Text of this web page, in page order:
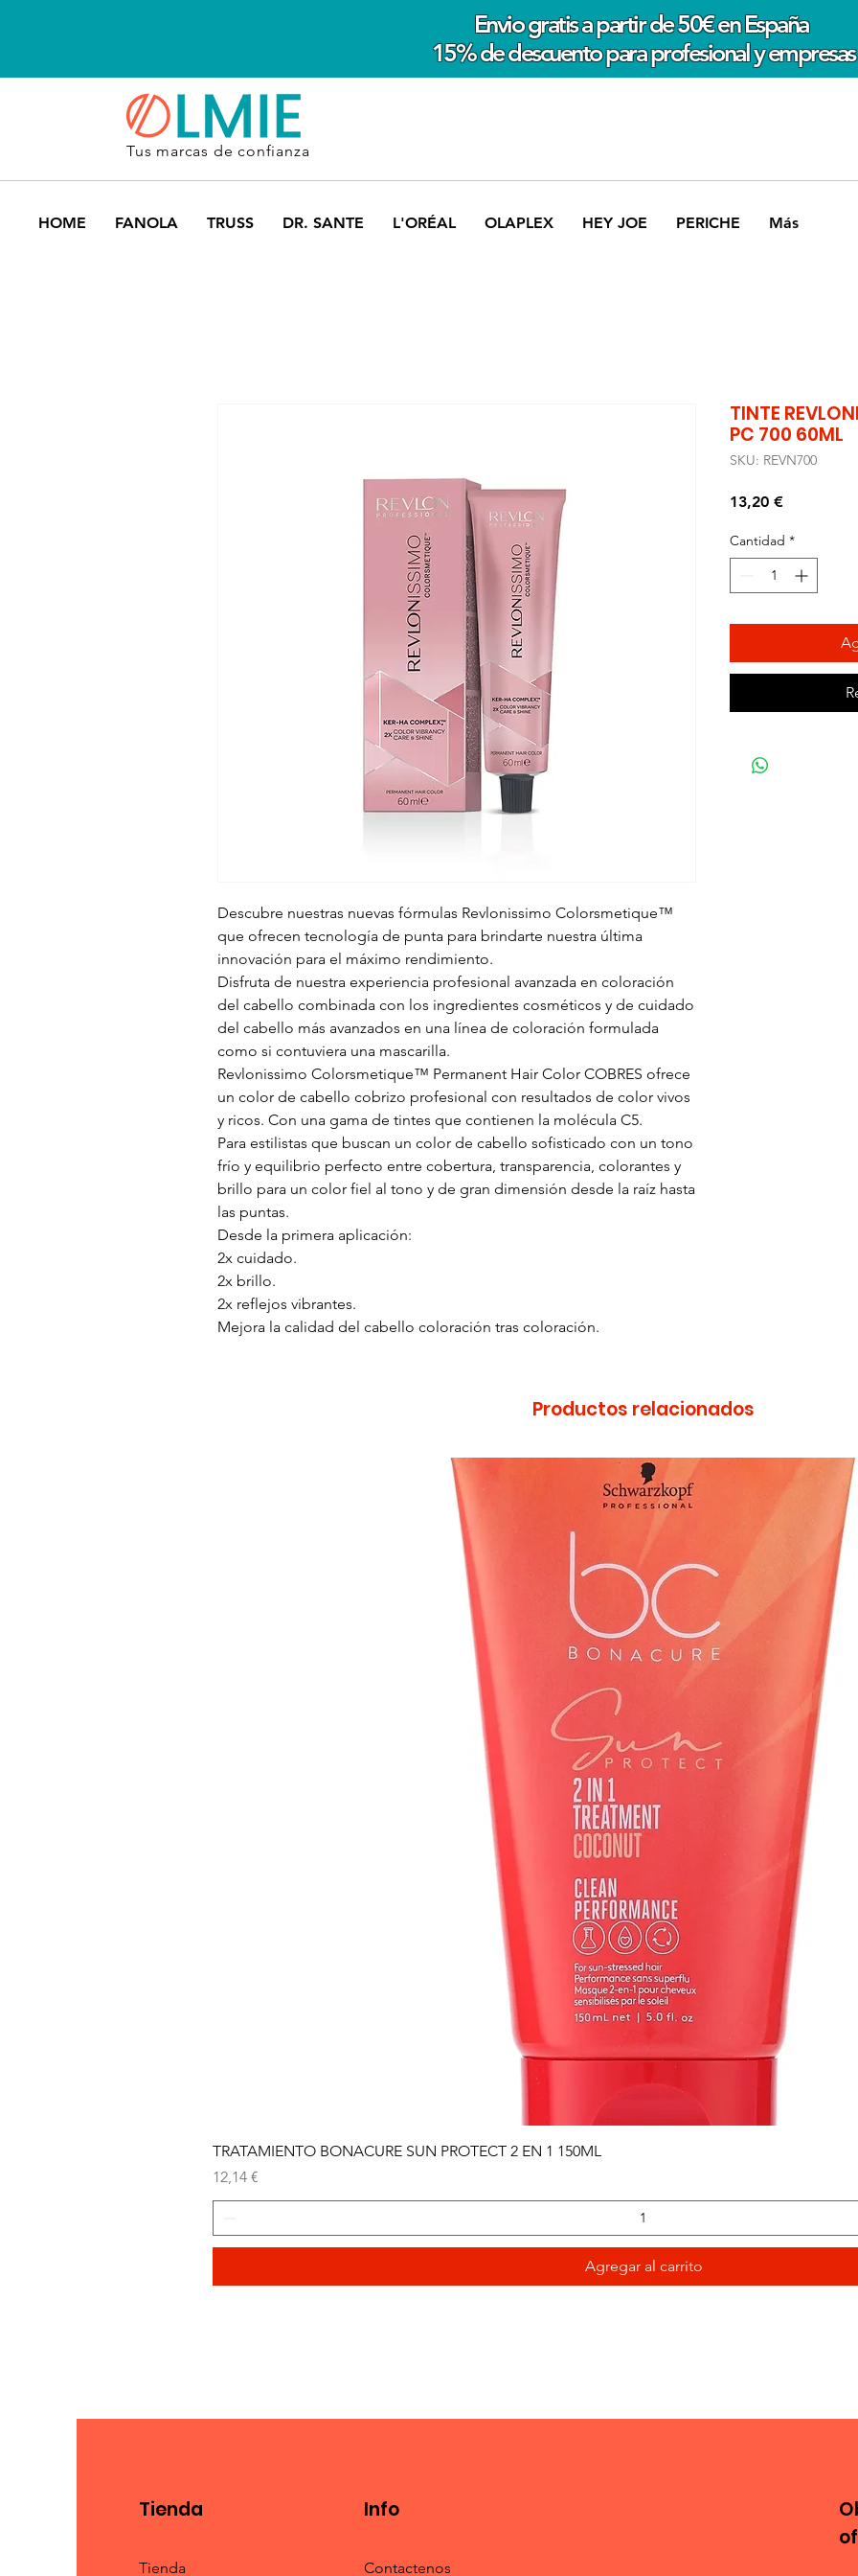
Envio gratis a partir de 50€ en España
15% de descuento para profesional y empresas
Tus marcas de confianza
HOME FANOLA TRUSS DR. SANTE L'ORÉAL OLAPLEX HEY JOE PERICHE Más
Descubre nuestras nuevas fórmulas Revlonissimo Colorsmetique™
que ofrecen tecnología de punta para brindarte nuestra última
innovación para el máximo rendimiento.
Disfruta de nuestra experiencia profesional avanzada en coloración
del cabello combinada con los ingredientes cosméticos y de cuidado
del cabello más avanzados en una línea de coloración formulada
como si contuviera una mascarilla.
Revlonissimo Colorsmetique™ Permanent Hair Color COBRES ofrece
un color de cabello cobrizo profesional con resultados de color vivos
y ricos. Con una gama de tintes que contienen la molécula C5.
Para estilistas que buscan un color de cabello sofisticado con un tono
frío y equilibrio perfecto entre cobertura, transparencia, colorantes y
brillo para un color fiel al tono y de gran dimensión desde la raíz hasta
las puntas.
Desde la primera aplicación:
2x cuidado.
2x brillo.
2x reflejos vibrantes.
Mejora la calidad del cabello coloración tras coloración.
TINTE
PC 700 60ML
SKU: REVN700
13,20 €Precio
Cantidad *
Productos relacionados
TRATAMIENTO BONACURE SUN PROTECT 2 EN 1 150ML
Precio
12,14 €
Agregar al carrito
Tienda
Tienda
Info
Contactenos